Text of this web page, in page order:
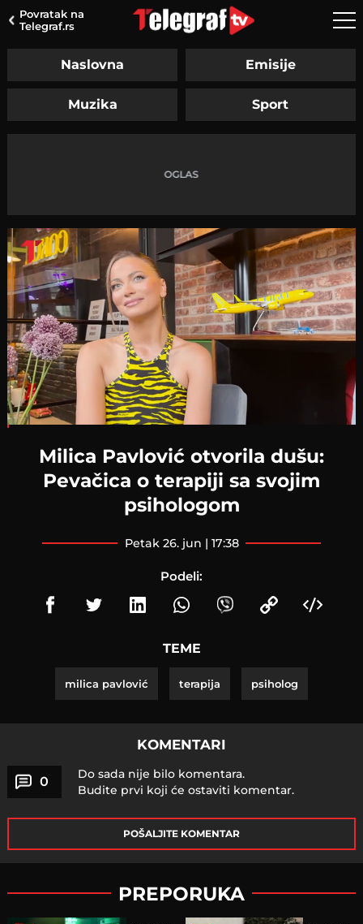
Povratak na
Telegraf.rs
Naslovna Emisije
Muzika Sport
Milica Pavlović otvorila dušu:
Pevačica o terapiji sa svojim
psihologom
petak 26. jun | 17:38
Podeli:
TEME
milica pavlović terapija psiholog
KOMENTARI
0
Do sada nije bilo komentara.
Budite prvi koji će ostaviti komentar.
POŠALJITE KOMENTAR
PREPORUKA